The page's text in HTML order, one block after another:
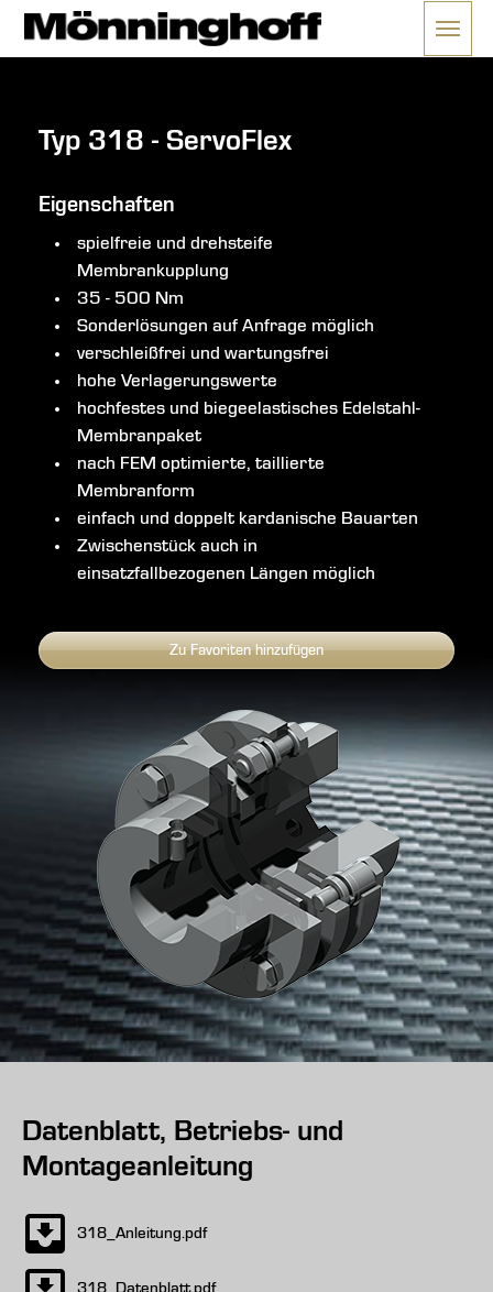
Menü
Typ 318 - ServoFlex
Eigenschaften
spielfreie und drehsteife
Membrankupplung
35 - 500 Nm
Sonderlösungen auf Anfrage möglich
verschleißfrei und wartungsfrei
hohe Verlagerungswerte
hochfestes und biegeelastisches Edelstahl-
Membranpaket
nach FEM optimierte, taillierte
Membranform
einfach und doppelt kardanische Bauarten
Zwischenstück auch in
einsatzfallbezogenen Längen möglich
Zu Favoriten hinzufügen
Datenblatt, Betriebs- und
Montageanleitung
318_Anleitung.pdf